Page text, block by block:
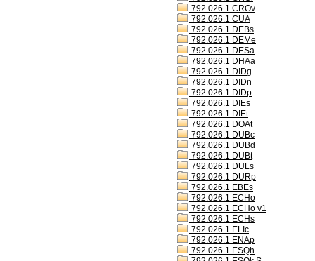
792.026.1 CROv
792.026.1 CUA
792.026.1 DEBs
792.026.1 DEMe
792.026.1 DESa
792.026.1 DHAa
792.026.1 DIDg
792.026.1 DIDn
792.026.1 DIDp
792.026.1 DIEs
792.026.1 DIEt
792.026.1 DOAt
792.026.1 DUBc
792.026.1 DUBd
792.026.1 DUBt
792.026.1 DULs
792.026.1 DURp
792.026.1 EBEs
792.026.1 ECHo
792.026.1 ECHo v1
792.026.1 ECHs
792.026.1 ELIc
792.026.1 ENAp
792.026.1 ESQh